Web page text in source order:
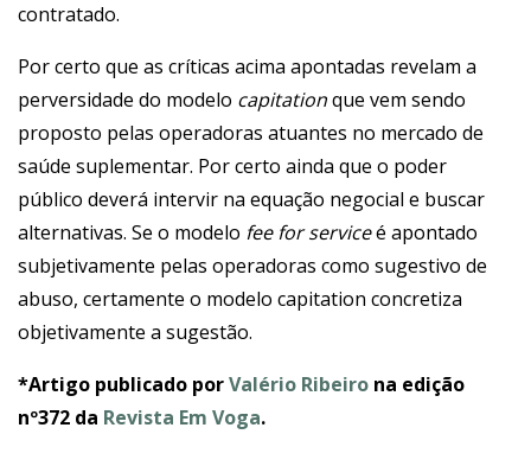
contratado.
Por certo que as críticas acima apontadas revelam a
perversidade do modelo capitationque vem sendo
proposto pelas operadoras atuantes no mercado de
saúde suplementar. Por certo ainda que o poder
público deverá intervir na equação negocial e buscar
alternativas. Se o modelo fee for serviceé apontado
subjetivamente pelas operadoras como sugestivo de
abuso, certamente o modelo capitation concretiza
objetivamente a sugestão.
*Artigo publicado porValério Ribeiro na edição
nº372 da Revista Em Voga.